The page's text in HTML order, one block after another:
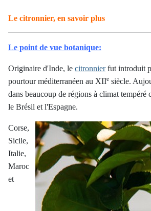
Le citronnier, en savoir plus
Le point de vue botanique:
Originaire d'Inde, le citronnierfut introduit
pourtour méditerranéen au XIIe siècle.
dans beaucoup de régions à climat tempéré
le Brésil et l'Espagne.
Corse,
Sicile,
Italie,
Maroc
et